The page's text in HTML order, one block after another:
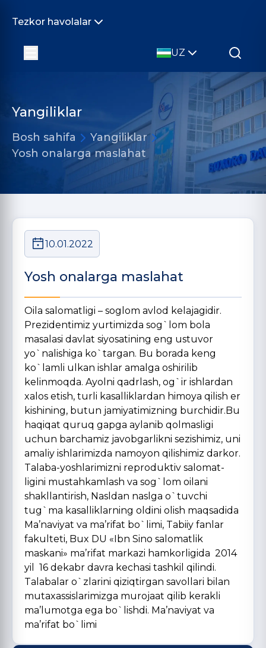
Tezkor havolalar
UZ
Yangiliklar
Bosh sahifa
Yangiliklar
Yosh onalarga maslahat
10.01.2022
Yosh onalarga maslahat
Oila salomatligi – soglom avlod kelajagidir.
Prezidentimiz yurtimizda sog`lom bola
masalasi davlat siyosatining eng ustuvor
yo`nalishiga ko`targan. Bu borada keng
ko`lamli ulkan ishlar amalga oshirilib
kelinmoqda. Ayolni qadrlash, og`ir ishlardan
xalos etish, turli kasalliklardan himoya qilish er
kishining, butun jamiyatimizning burchidir.Bu
haqiqat quruq gapga aylanib qolmasligi
uchun barchamiz javobgarlikni sezishimiz, uni
amaliy ishlarimizda namoyon qilishimiz darkor.
Talaba-yoshlarimizni reproduktiv salomat­
ligini mustahkamlash va sog`lom oilani
shakllantirish, Nasldan naslga o`tuvchi
tug`ma kasalliklarning oldini olish maqsadida
Ma’naviyat va ma’rifat bo`limi, Tabiiy fanlar
fakulteti, Bux DU «Ibn Sino salomatlik
maskani» ma’rifat markazi hamkorligida 2014
yil 16 dekabr davra kechasi tashkil qilindi.
Talabalar o`zlarini qiziqtirgan savollari bilan
mutaxassislarimizga murojaat qilib kerakli
ma’lumotga ega bo`lishdi. Ma’naviyat va
ma’rifat bo`limi